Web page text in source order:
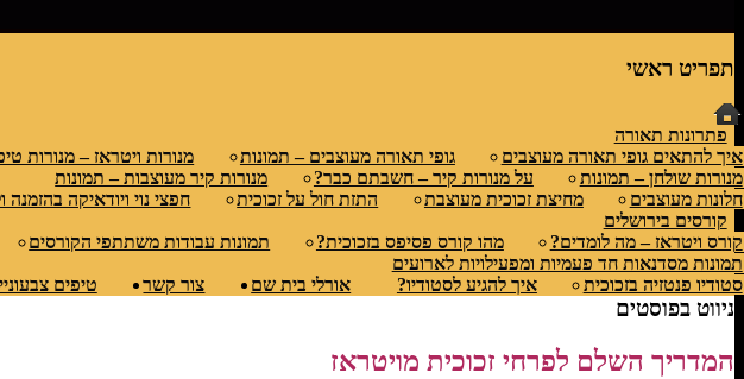
תפריט ראשי
פתרונות תאורה
איך להתאים גופי תאורה מעוצבים
גופי תאורה מעוצבים – תמונות מנורות ויטראז – מנורות
מנורות שולחן – תמונות
על מנורות קיר – חשבתם כבר?
מנורות קיר מעוצבות – תמונות
חלונות מעוצבים מחיצת זכוכית מעוצבת התזת חול על זכוכית
חפצי נוי ויודאיקה בהזמנה
קורסים בירושלים
קורס ויטראז – מה לומדים?
מהו קורס פסיפס בזכוכית? תמונות עבודות משתתפי הקורסים
תמונות מסדנאות חד פעמיות ומפעילויות לארועים
אורלי בית שם
סטודיו פנטזיה בזכוכית איך להגיע לסטודיו? צור קשר טיפים
ניווט בפוסטים
המדריך השלם לפרחי זכוכית מויטראז